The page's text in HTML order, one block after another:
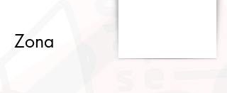
Zona